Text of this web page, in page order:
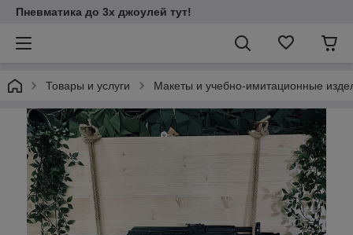
Пневматика до 3х джоулей тут!
Товары и услуги Макеты и учебно-имитационные